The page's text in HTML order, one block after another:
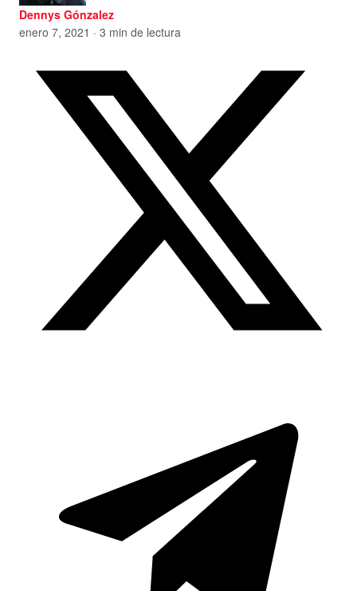
Dennys Gónzalez
enero 7, 2021 · 3 min de lectura